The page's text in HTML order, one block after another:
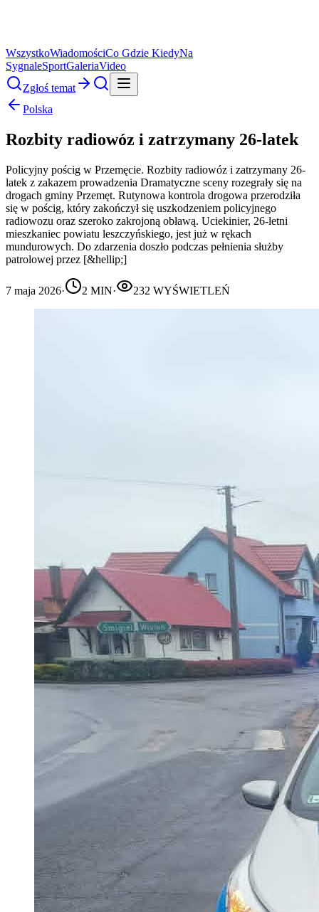
WszystkoWiadomościCo Gdzie KiedyNa
SygnaleSportGaleriaVideo
Zgłoś temat
Polska
Rozbity radiowóz i zatrzymany 26-latek
Policyjny pościg w Przemęcie. Rozbity radiowóz i zatrzymany 26-
latek z zakazem prowadzenia Dramatyczne sceny rozegrały się na
drogach gminy Przemęt. Rutynowa kontrola drogowa przerodziła
się w pościg, który zakończył się uszkodzeniem policyjnego
radiowozu oraz szeroko zakrojoną obławą. Uciekinier, 26-letni
mieszkaniec powiatu leszczyńskiego, jest już w rękach
mundurowych. Do zdarzenia doszło podczas pełnienia służby
patrolowej przez [&hellip;]
7 maja 2026· 2 MIN· 232 WYŚWIETLEŃ